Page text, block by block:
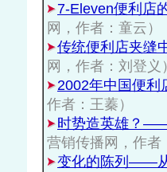
7-Eleven便利店
网，作者：童云）
传统便利店夹缝
网，作者：刘登义
2002年中国便利
作者：王蓁）
时势造英雄？
营销传播网，作者
变化的陈列——